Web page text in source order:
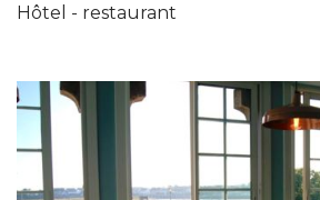
Hôtel - restaurant